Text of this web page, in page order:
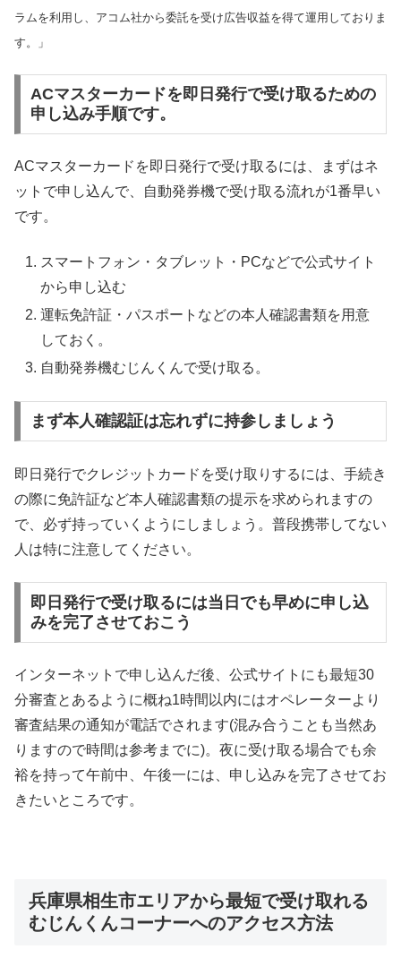
ラムを利用し、アコム社から委託を受け広告収益を得て運用しておりま
す。」
ACマスターカードを即日発行で受け取るための
申し込み手順です。
ACマスターカードを即日発行で受け取るには、まずはネ
ットで申し込んで、自動発券機で受け取る流れが1番早い
です。
スマートフォン・タブレット・PCなどで公式サイト
から申し込む
運転免許証・パスポートなどの本人確認書類を用意
しておく。
自動発券機むじんくんで受け取る。
まず本人確認証は忘れずに持参しましょう
即日発行でクレジットカードを受け取りするには、手続き
の際に免許証など本人確認書類の提示を求められますの
で、必ず持っていくようにしましょう。普段携帯してない
人は特に注意してください。
即日発行で受け取るには当日でも早めに申し込
みを完了させておこう
インターネットで申し込んだ後、公式サイトにも最短30
分審査とあるように概ね1時間以内にはオペレーターより
審査結果の通知が電話でされます(混み合うことも当然あ
りますので時間は参考までに)。夜に受け取る場合でも余
裕を持って午前中、午後一には、申し込みを完了させてお
きたいところです。
兵庫県相生市エリアから最短で受け取れる
むじんくんコーナーへのアクセス方法